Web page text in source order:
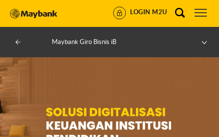
LOGIN M2U
Maybank Giro Bisnis iB